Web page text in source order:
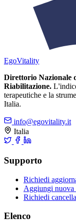
EgoVitality
Direttorio Nazionale
Riabilitazione.
terapeutiche e la
Italia.
info@egovitality.it
Italia
Supporto
Richiedi
Aggiungi nuova
Richiedi
Elenco